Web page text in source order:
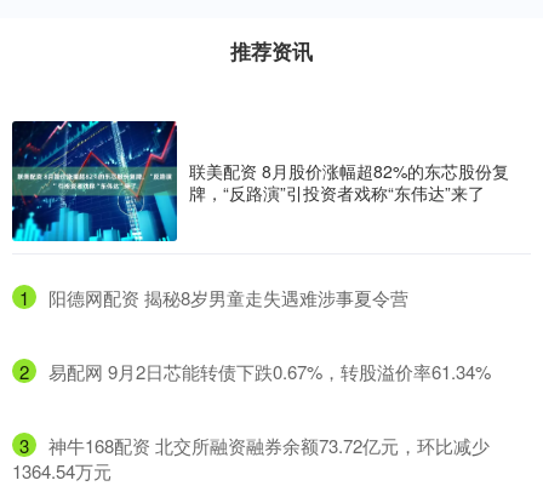
推荐资讯
联美配资 8月股价涨幅超82%的东芯股份复
牌，“反路演”引投资者戏称“东伟达”来了
1 ​阳德网配资 揭秘8岁男童走失遇难涉事夏令营
2 ​易配网 9月2日芯能转债下跌0.67%，转股溢价率61.34%
3
​神牛168配资 北交所融资融券余额73.72亿元，环比减少
1364.54万元